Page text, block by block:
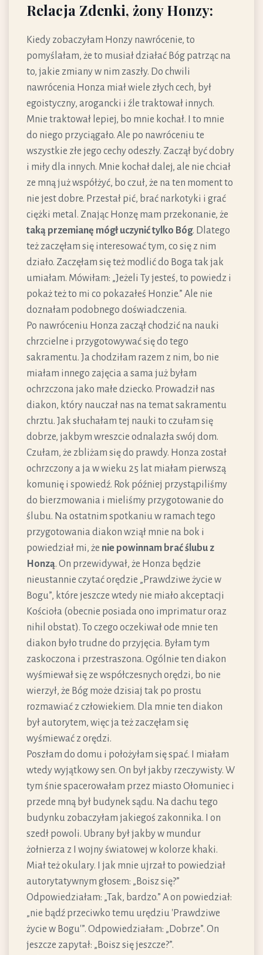
Relacja Zdenki, żony Honzy:
Kiedy zobaczyłam Honzy nawrócenie, to
pomyślałam, że to musiał działać Bóg patrząc na
to, jakie zmiany w nim zaszły. Do chwili
nawrócenia Honza miał wiele złych cech, był
egoistyczny, arogancki i źle traktował innych.
Mnie traktował lepiej, bo mnie kochał. I to mnie
do niego przyciągało. Ale po nawróceniu te
wszystkie złe jego cechy odeszły. Zaczął być dobry
i miły dla innych. Mnie kochał dalej, ale nie chciał
ze mną już współżyć, bo czuł, że na ten moment to
nie jest dobre. Przestał pić, brać narkotyki i grać
ciężki metal. Znając Honzę mam przekonanie, że
taką przemianę mógł uczynić tylko Bóg. Dlatego
też zaczęłam się interesować tym, co się z nim
działo. Zaczęłam się też modlić do Boga tak jak
umiałam. Mówiłam: „Jeżeli Ty jesteś, to powiedz i
pokaż też to mi co pokazałeś Honzie.” Ale nie
doznałam podobnego doświadczenia.
Po nawróceniu Honza zaczął chodzić na nauki
chrzcielne i przygotowywać się do tego
sakramentu. Ja chodziłam razem z nim, bo nie
miałam innego zajęcia a sama już byłam
ochrzczona jako małe dziecko. Prowadził nas
diakon, który nauczał nas na temat sakramentu
chrztu. Jak słuchałam tej nauki to czułam się
dobrze, jakbym wreszcie odnalazła swój dom.
Czułam, że zbliżam się do prawdy. Honza został
ochrzczony a ja w wieku 25 lat miałam pierwszą
komunię i spowiedź. Rok później przystąpiliśmy
do bierzmowania i mieliśmy przygotowanie do
ślubu. Na ostatnim spotkaniu w ramach tego
przygotowania diakon wziął mnie na bok i
powiedział mi, że nie powinnam brać ślubu z
Honzą. On przewidywał, że Honza będzie
nieustannie czytać orędzie „Prawdziwe życie w
Bogu”, które jeszcze wtedy nie miało akceptacji
Kościoła (obecnie posiada ono imprimatur oraz
nihil obstat). To czego oczekiwał ode mnie ten
diakon było trudne do przyjęcia. Byłam tym
zaskoczona i przestraszona. Ogólnie ten diakon
wyśmiewał się ze współczesnych orędzi, bo nie
wierzył, że Bóg może dzisiaj tak po prostu
rozmawiać z człowiekiem. Dla mnie ten diakon
był autorytem, więc ja też zaczęłam się
wyśmiewać z orędzi.
Poszłam do domu i położyłam się spać. I miałam
wtedy wyjątkowy sen. On był jakby rzeczywisty. W
tym śnie spacerowałam przez miasto Ołomuniec i
przede mną był budynek sądu. Na dachu tego
budynku zobaczyłam jakiegoś zakonnika. I on
szedł powoli. Ubrany był jakby w mundur
żołnierza z I wojny światowej w kolorze khaki.
Miał też okulary. I jak mnie ujrzał to powiedział
autorytatywnym głosem: „Boisz się?”
Odpowiedziałam: „Tak, bardzo.” A on powiedział:
„nie bądź przeciwko temu urędziu 'Prawdziwe
życie w Bogu'”. Odpowiedziałam: „Dobrze”. On
jeszcze zapytał: „Boisz się jeszcze?”.